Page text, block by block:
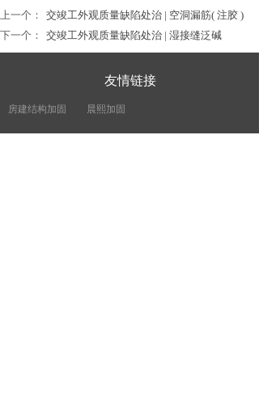
上一个：
交竣工外观质量缺陷处治 | 空洞漏筋( 注胶 )
下一个：
交竣工外观质量缺陷处治 | 湿接缝泛碱
房建结构加固 晨熙加固
友情链接